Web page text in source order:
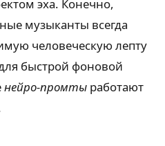
эха. Конечно,
музыканты всегда
человеческую лепту
быстрой фоновой
нейро-промты работают